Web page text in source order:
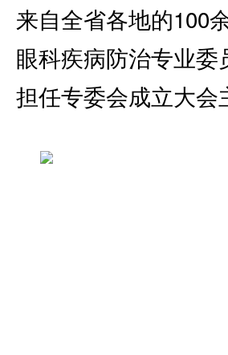
来自全省各地的100
眼科疾病防治专业
担任专委会成立大会